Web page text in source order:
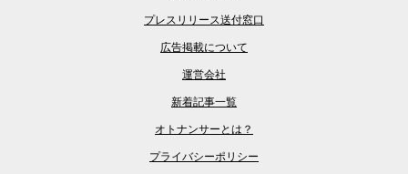
プレスリリース送付窓口
広告掲載について
運営会社
新着記事一覧
オトナンサーとは？
プライバシーポリシー